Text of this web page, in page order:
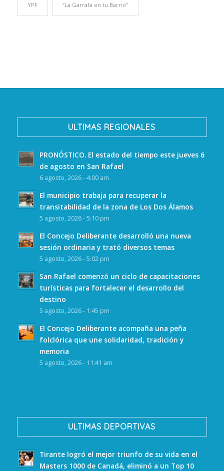
YPF “La Garrafa en tu Barrio”
ULTIMAS REGIONALES
PRONÓSTICO. El estado del tiempo este jueves 6
de agosto en San Rafael
6 agosto, 2026 - 4:00 am
El municipio trabaja para recuperar la
transitabilidad de la zona de Los Dos Álamos
5 agosto, 2026 - 5:10 pm
El Concejo Deliberante desarrolló una nueva
sesión ordinaria y trató diversos temas
5 agosto, 2026 - 5:02 pm
San Rafael comenzó un ciclo de capacitaciones
turísticas para fortalecer el desarrollo del
destino
5 agosto, 2026 - 1:45 pm
El Concejo Deliberante acompaña una peña
folclórica que une solidaridad, tradición y
memoria
5 agosto, 2026 - 11:41 am
ULTIMAS DEPORTIVAS
Tirante logró el mejor triunfo de su vida en el
Masters 1000 de Canadá, eliminó a un Top 10